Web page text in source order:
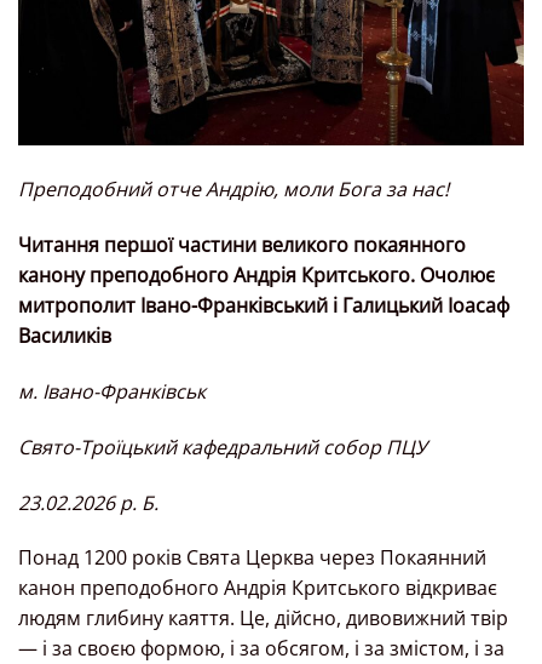
Преподобний отче Андрію, моли Бога за нас!
Читання першої частини великого покаянного
канону преподобного Андрія Критського. Очолює
митрополит Івано-Франківський і Галицький Іоасаф
Василиків
м. Івано-Франківськ
Свято-Троїцький кафедральний собор ПЦУ
23.02.2026 р. Б.
Понад 1200 років Свята Церква через Покаянний
канон преподобного Андрія Критського відкриває
людям глибину каяття. Це, дійсно, дивовижний твір
— і за своєю формою, і за обсягом, і за змістом, і за